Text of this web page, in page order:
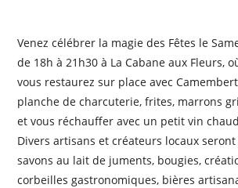
Venez célébrer la magie des Fêtes le
de 18h à 21h30 à La Cabane aux Fleurs,
vous restaurez sur place avec
planche de charcuterie, frites, marrons
et vous réchauffer avec un petit vin
Divers artisans et créateurs locaux
savons au lait de juments, bougies,
corbeilles gastronomiques, bières